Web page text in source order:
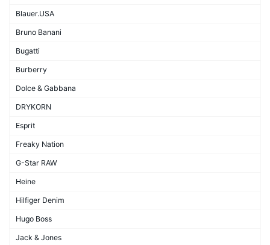
Blauer.USA
Bruno Banani
Bugatti
Burberry
Dolce & Gabbana
DRYKORN
Esprit
Freaky Nation
G-Star RAW
Heine
Hilfiger Denim
Hugo Boss
Jack & Jones